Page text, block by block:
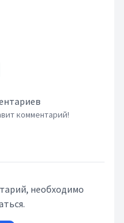
комментарий!
необходимо